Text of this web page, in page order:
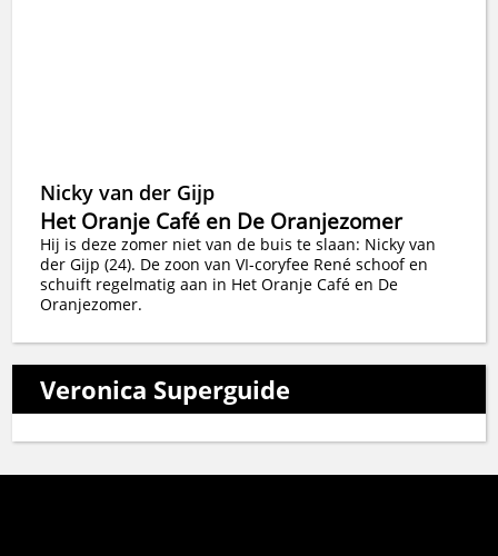
Nicky van der Gijp
Het Oranje Café en De Oranjezomer
Hij is deze zomer niet van de buis te slaan: Nicky van
der Gijp (24). De zoon van VI-coryfee René schoof en
schuift regelmatig aan in Het Oranje Café en De
Oranjezomer.
Veronica Superguide